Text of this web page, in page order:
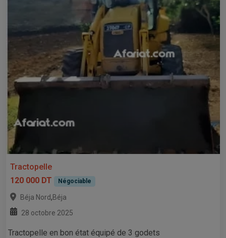
Tractopelle
120 000 DT
Négociable
Béja Nord,Béja
28 octobre 2025
Tractopelle en bon état équipé de 3 godets